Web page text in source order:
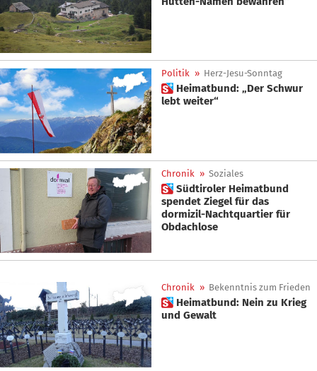
Politik » Herz-Jesu-Sonntag
 Heimatbund: „Der Schwur
lebt weiter“
Chronik » Soziales
 Südtiroler Heimatbund
spendet Ziegel für das
dormizil-Nachtquartier für
Obdachlose
Chronik » Bekenntnis zum Frieden
 Heimatbund: Nein zu Krieg
und Gewalt